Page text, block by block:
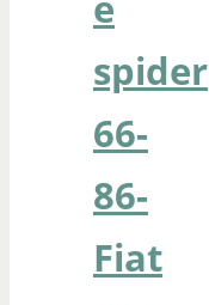
spider
66-
86-
Fiat